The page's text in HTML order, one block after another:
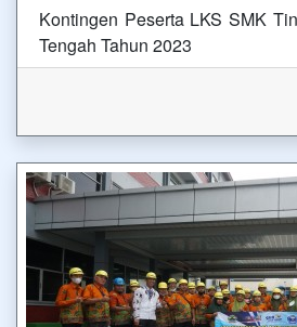
Kontingen Peserta LKS SMK
Tengah Tahun 2023